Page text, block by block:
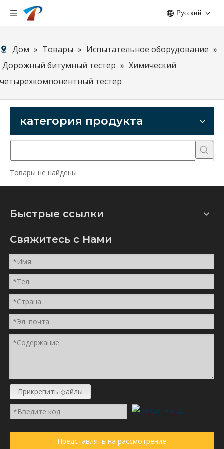
Pусский
Дом » Товары » Испытательное оборудование »
Дорожный битумный тестер » Химический
четырехкомпонентный тестер
категория продукта
Товары не найдены
Быстрые ссылки
Свяжитесь с Hами
Прикрепить файлы
Представлять на рассмотрение